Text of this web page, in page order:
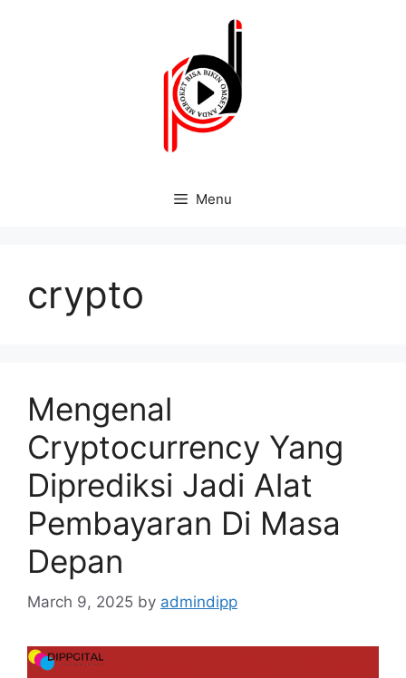
Menu
crypto
Mengenal
Cryptocurrency Yang
Diprediksi Jadi Alat
Pembayaran Di Masa
Depan
March 9, 2025 by admindipp